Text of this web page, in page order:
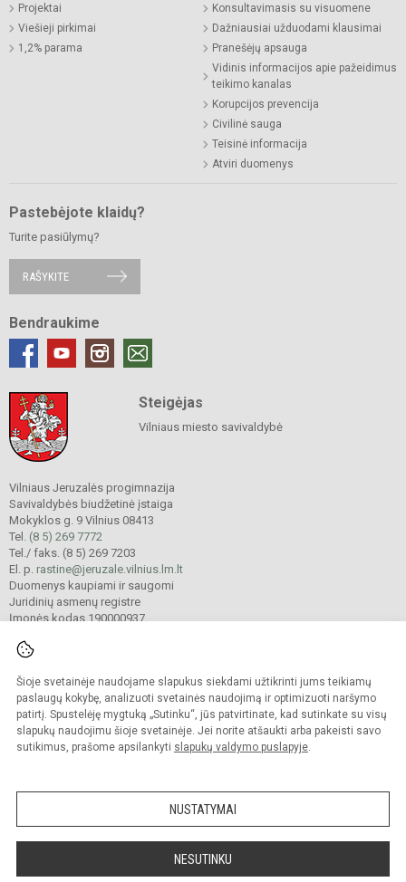
Šioje svetainėje naudojame slapukus siekdami užtikrinti jums teikiamų
paslaugų kokybę, analizuoti svetainės naudojimą ir optimizuoti naršymo
patirtį. Spustelėję mygtuką „Sutinku“, jūs patvirtinate, kad sutinkate su visų
slapukų naudojimu šioje svetainėje. Jei norite atšaukti arba pakeisti savo
sutikimus, prašome apsilankyti slapukų valdymo puslapyje.
NUSTATYMAI
NESUTINKU
Projektai
Viešieji pirkimai
1,2% parama
Konsultavimasis su visuomene
Dažniausiai užduodami klausimai
Pranešėjų apsauga
Vidinis informacijos apie pažeidimus
teikimo kanalas
Korupcijos prevencija
Civilinė sauga
Teisinė informacija
Atviri duomenys
Pastebėjote klaidų?
Turite pasiūlymų?
RAŠYKITE
Bendraukime
Steigėjas
Vilniaus miesto savivaldybė
Vilniaus Jeruzalės progimnazija
Savivaldybės biudžetinė įstaiga
Mokyklos g. 9 Vilnius 08413
Tel. (8 5) 269 7772
Tel./ faks. (8 5) 269 7203
El. p. rastine@jeruzale.vilnius.lm.lt
Duomenys kaupiami ir saugomi
Juridinių asmenų registre
Įmonės kodas 190000937
© 2024. Vilniaus Jeruzalės progimnazija. Visos teisės saugomos.
Kopijuoti turinį be raštiško gimnazijos sutikimo griežtai draudžiama.
Prieinamumo paraiška Slapukų valdymas
Sumanus būdas atnaujinti